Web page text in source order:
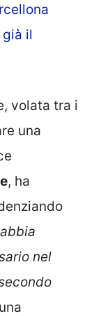
il
volata tra i
una
, ha
nel